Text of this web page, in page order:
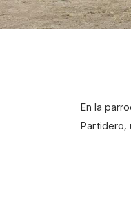
En la
Partidero,